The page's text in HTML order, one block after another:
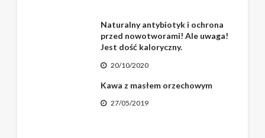
Naturalny antybiotyk i ochrona
przed nowotworami! Ale uwaga!
Jest dość kaloryczny.
20/10/2020
Kawa z masłem orzechowym
27/05/2019